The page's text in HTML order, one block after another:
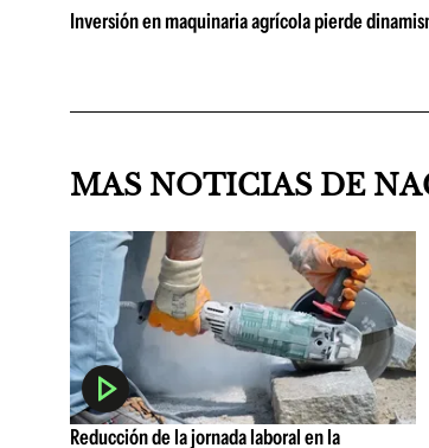
Inversión en maquinaria agrícola pierde
MAS NOTICIAS DE
Reducción de la jornada laboral en la